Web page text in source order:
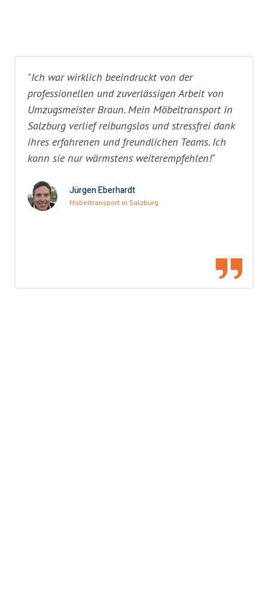
"Ich war wirklich beeindruckt von der
professionellen und zuverlässigen Arbeit von
Umzugsmeister Braun. Mein Möbeltransport in
Salzburg verlief reibungslos und stressfrei dank
ihres erfahrenen und freundlichen Teams. Ich
kann sie nur wärmstens weiterempfehlen!"
Jürgen Eberhardt
Möbeltransport in Salzburg